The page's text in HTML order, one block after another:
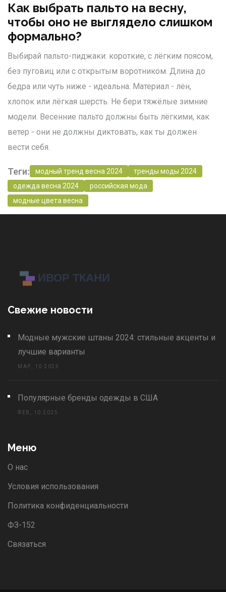
Как выбрать пальто на весну,
чтобы оно не выглядело слишком
формально?
Выбирай пальто-пиджаки: короткие, с лёгким поясом,
без пуговиц или с открытым воротником. Длина до
бедра или чуть ниже - идеальна. Материал - лён,
хлопок или лёгкая шерсть. Не бери тяжёлые зимние
модели. Весенние пальто должны быть лёгкими, как
ветер - они не должны диктовать, как ты должен
вести себя.
Теги: модный тренд весна 2024
тренды моды 2024
одежда весна 2024
российская мода
модные цвета весна
Свежие новости
Модные мужские штаны 2024: стильные акценты и
лучшие варианты
МАР, 10 2025
Популярные бренды одежды в США
ФЕВ, 10 2025
Меню
О нас
Условия использования
Политика конфиденциальности
ФЗ-152
Связаться